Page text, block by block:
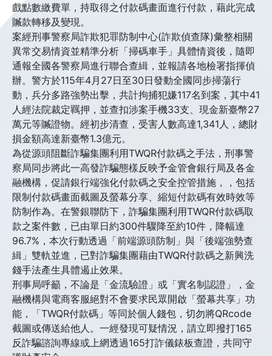
戲點數繳費單，持取得之付款碼畫面進行付款，藉此完成
贓款轉移及變現。
案經刑事警察局詐欺犯罪防制中心(詐欺偵查隊)彙整相關
異常交易情資並精準分析「掃碼車手」具體情資後，隨即
通報全國各警察局進行聯合查緝，並報請各地檢署指揮偵
辦。警方於115年4月27日至30日發動全國同步掃蕩行
動，兵分多路強勢出擊，共計拘捕犯嫌117名到案，其中41
人經法院裁定羈押，並查扣涉案手機33支、現金新臺幣27
萬元等贓證物。經初步清查，受害人數高達1,341人，總財
損金額高達新臺幣1.3億元。
為從源頭阻斷詐騙集團利用TWQR付款碼之手法，刑事警
察局同步將此一高發詐騙態樣反映予金管會銀行局及各金
融機構，促請銀行端強化付款碼之安全控管措施，，包括
限制付款碼畫面截圖及螢幕分享、縮短付款碼有效時效等
防制作為。在警銀聯防下，詐騙集團利用TWQR付款碼取
款之案件數，已由單日約300件驟降至約10件，降幅達
96.7%，本次行動透過「前端源頭防制」與「後端強勢查
緝」雙軌並進，已對詐騙集團藉由TWQR付款碼之新興洗
錢手法產生具體遏止效果。
刑事局呼籲，不論是「金流驗證」或「實名制認證」，金
融機構與電商客服絕對不會要求民眾開啟「螢幕共享」功
能，「TWQR付款碼」等同於個人錢包，切勿將QRcode
截圖或傳送給他人。一經發現可疑情況，請立即撥打165
反詐騙諮詢專線或上網透過165打詐儀錶板查證，共同守